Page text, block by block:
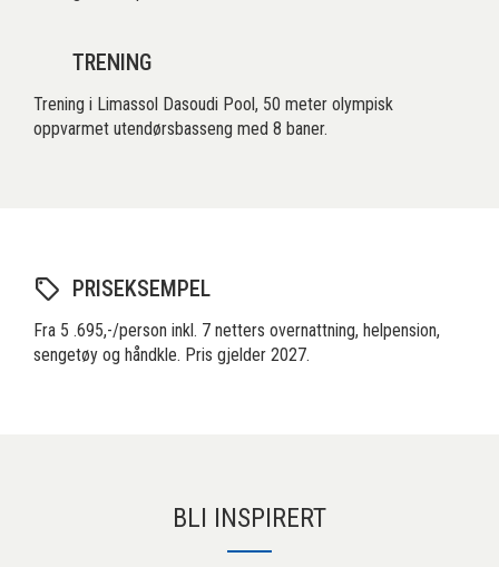
TRENING
Trening i Limassol Dasoudi Pool, 50 meter olympisk
oppvarmet utendørsbasseng med 8 baner.
PRISEKSEMPEL
Fra 5 .695,-/person inkl. 7 netters overnattning, helpension,
sengetøy og håndkle. Pris gjelder 2027.
BLI INSPIRERT